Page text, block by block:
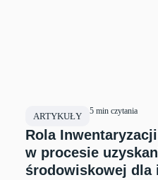
ARTYKUŁY 5 min czytania
Rola
w procesie
środowiskowej dla